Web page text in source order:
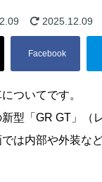
2025.12.09
ついてです。
新型「GR GT」（
では内部や外装な